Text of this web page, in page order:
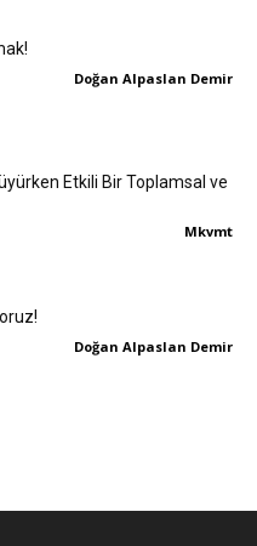
Doğan Alpaslan Demir
Etkili Bir Toplamsal ve
Mkvmt
Doğan Alpaslan Demir